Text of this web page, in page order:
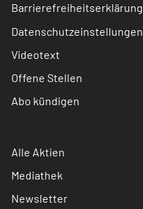
Barrierefreiheitserklärung
Datenschutzeinstellungen
Videotext
Offene Stellen
Abo kündigen
Alle Aktien
Mediathek
Newsletter